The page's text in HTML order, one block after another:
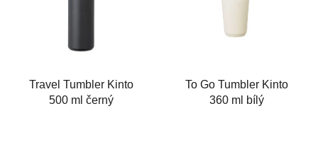
Travel Tumbler Kinto
500 ml černý
To Go Tumbler Kinto
360 ml bílý